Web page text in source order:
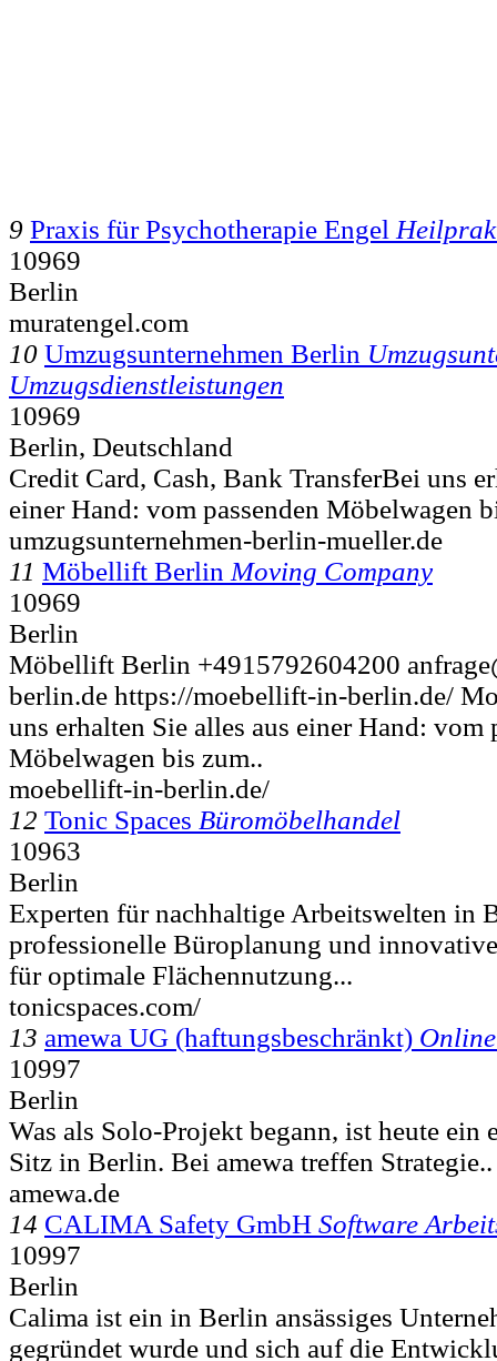
9 Praxis für Psychotherapie Engel
10969
Berlin
muratengel.com
10 Umzugsunternehmen Berlin
Umzugsdienstleistungen
10969
Berlin, Deutschland
Credit Card, Cash, Bank TransferBei uns
einer Hand: vom passenden Möbelwagen
umzugsunternehmen-berlin-mueller.de
11 Möbellift Berlin Moving Company
10969
Berlin
Möbellift Berlin +4915792604200
berlin.de https://moebellift-in-berlin.de/
uns erhalten Sie alles aus einer Hand: vom
Möbelwagen bis zum..
moebellift-in-berlin.de/
12 Tonic Spaces Büromöbelhandel
10963
Berlin
Experten für nachhaltige Arbeitswelten in
professionelle Büroplanung und
für optimale Flächennutzung...
tonicspaces.com/
13 amewa UG (haftungsbeschränkt)
10997
Berlin
Was als Solo-Projekt begann, ist heute ein
Sitz in Berlin. Bei amewa treffen Strategie..
amewa.de
14 CALIMA Safety GmbH Software
10997
Berlin
Calima ist ein in Berlin ansässiges
gegründet wurde und sich auf die